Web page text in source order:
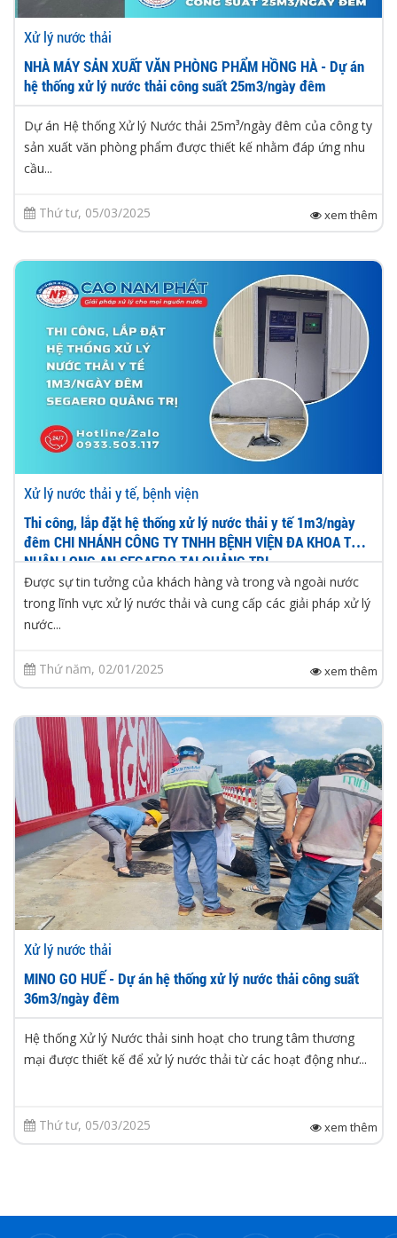
Xử lý nước thải
NHÀ MÁY SẢN XUẤT VĂN PHÒNG PHẨM HỒNG HÀ - Dự án
hệ thống xử lý nước thải công suất 25m3/ngày đêm
Dự án Hệ thống Xử lý Nước thải 25m³/ngày đêm của công ty
sản xuất văn phòng phẩm được thiết kế nhằm đáp ứng nhu
cầu...
Thứ tư, 05/03/2025 xem thêm
Xử lý nước thải y tế, bệnh viện
Thi công, lắp đặt hệ thống xử lý nước thải y tế 1m3/ngày
đêm CHI NHÁNH CÔNG TY TNHH BỆNH VIỆN ĐA KHOA TƯ
NHÂN LONG AN SEGAERO TẠI QUẢNG TRỊ
Được sự tin tưởng của khách hàng và trong và ngoài nước
trong lĩnh vực xử lý nước thải và cung cấp các giải pháp xử lý
nước...
Thứ năm, 02/01/2025 xem thêm
Xử lý nước thải
MINO GO HUẾ - Dự án hệ thống xử lý nước thải công suất
36m3/ngày đêm
Hệ thống Xử lý Nước thải sinh hoạt cho trung tâm thương
mại được thiết kế để xử lý nước thải từ các hoạt động như...
Thứ tư, 05/03/2025 xem thêm